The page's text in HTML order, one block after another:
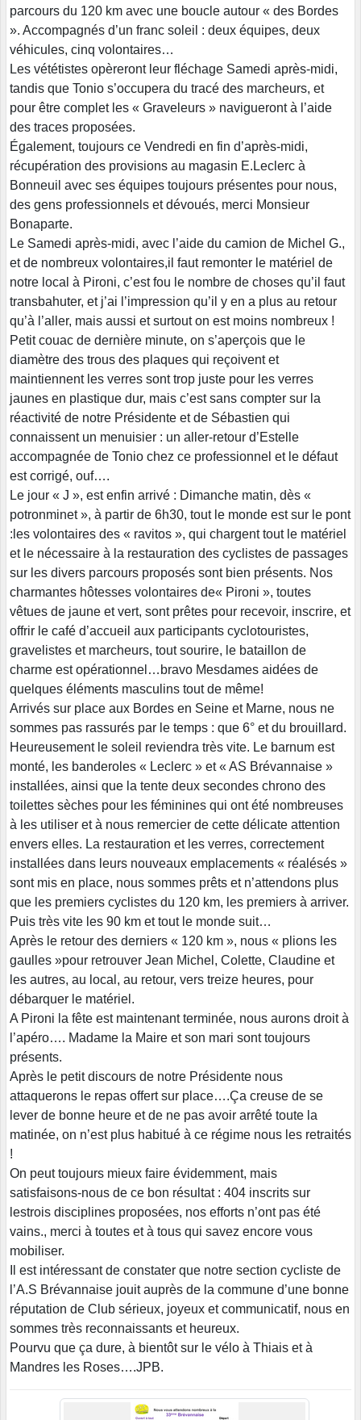
parcours du 120 km avec une boucle autour « des Bordes
». Accompagnés d’un franc soleil : deux équipes, deux
véhicules, cinq volontaires…
Les vététistes opèreront leur fléchage Samedi après-midi,
tandis que Tonio s’occupera du tracé des marcheurs, et
pour être complet les « Graveleurs » navigueront à l’aide
des traces proposées.
Également, toujours ce Vendredi en fin d’après-midi,
récupération des provisions au magasin E.Leclerc à
Bonneuil avec ses équipes toujours présentes pour nous,
des gens professionnels et dévoués, merci Monsieur
Bonaparte.
Le Samedi après-midi, avec l’aide du camion de Michel G.,
et de nombreux volontaires,il faut remonter le matériel de
notre local à Pironi, c’est fou le nombre de choses qu’il faut
transbahuter, et j’ai l’impression qu’il y en a plus au retour
qu’à l’aller, mais aussi et surtout on est moins nombreux !
Petit couac de dernière minute, on s’aperçois que le
diamètre des trous des plaques qui reçoivent et
maintiennent les verres sont trop juste pour les verres
jaunes en plastique dur, mais c’est sans compter sur la
réactivité de notre Présidente et de Sébastien qui
connaissent un menuisier : un aller-retour d’Estelle
accompagnée de Tonio chez ce professionnel et le défaut
est corrigé, ouf….
Le jour « J », est enfin arrivé : Dimanche matin, dès «
potronminet », à partir de 6h30, tout le monde est sur le pont
:les volontaires des « ravitos », qui chargent tout le matériel
et le nécessaire à la restauration des cyclistes de passages
sur les divers parcours proposés sont bien présents. Nos
charmantes hôtesses volontaires de« Pironi », toutes
vêtues de jaune et vert, sont prêtes pour recevoir, inscrire, et
offrir le café d’accueil aux participants cyclotouristes,
gravelistes et marcheurs, tout sourire, le bataillon de
charme est opérationnel…bravo Mesdames aidées de
quelques éléments masculins tout de même!
Arrivés sur place aux Bordes en Seine et Marne, nous ne
sommes pas rassurés par le temps : que 6° et du brouillard.
Heureusement le soleil reviendra très vite. Le barnum est
monté, les banderoles « Leclerc » et « AS Brévannaise »
installées, ainsi que la tente deux secondes chrono des
toilettes sèches pour les féminines qui ont été nombreuses
à les utiliser et à nous remercier de cette délicate attention
envers elles. La restauration et les verres, correctement
installées dans leurs nouveaux emplacements « réalésés »
sont mis en place, nous sommes prêts et n’attendons plus
que les premiers cyclistes du 120 km, les premiers à arriver.
Puis très vite les 90 km et tout le monde suit…
Après le retour des derniers « 120 km », nous « plions les
gaulles »pour retrouver Jean Michel, Colette, Claudine et
les autres, au local, au retour, vers treize heures, pour
débarquer le matériel.
A Pironi la fête est maintenant terminée, nous aurons droit à
l’apéro…. Madame la Maire et son mari sont toujours
présents.
Après le petit discours de notre Présidente nous
attaquerons le repas offert sur place….Ça creuse de se
lever de bonne heure et de ne pas avoir arrêté toute la
matinée, on n’est plus habitué à ce régime nous les retraités
!
On peut toujours mieux faire évidemment, mais
satisfaisons-nous de ce bon résultat : 404 inscrits sur
lestrois disciplines proposées, nos efforts n’ont pas été
vains., merci à toutes et à tous qui savez encore vous
mobiliser.
Il est intéressant de constater que notre section cycliste de
l’A.S Brévannaise jouit auprès de la commune d’une bonne
réputation de Club sérieux, joyeux et communicatif, nous en
sommes très reconnaissants et heureux.
Pourvu que ça dure, à bientôt sur le vélo à Thiais et à
Mandres les Roses….JPB.